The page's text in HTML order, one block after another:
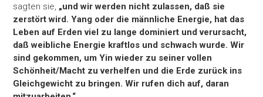
sagten sie, „und wir werden nicht zulassen, daß sie
zerstört wird. Yang oder die männliche Energie, hat das
Leben auf Erden viel zu lange dominiert und verursacht,
daß weibliche Energie kraftlos und schwach wurde. Wir
sind gekommen, um Yin wieder zu seiner vollen
Schönheit/Macht zu verhelfen und die Erde zurück ins
Gleichgewicht zu bringen. Wir rufen dich auf, daran